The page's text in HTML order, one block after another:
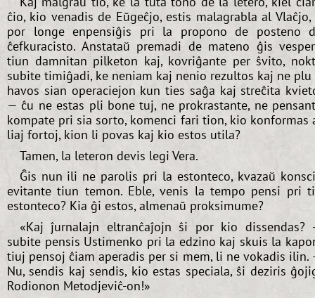
ĉio, kio venadis de Eŭgeĉjo, estis malagrabla al
por longe enpensiĝis pri la propono de posteno
ĉefkuracisto. Anstataŭ premadi de mateno ĝis
tiun damnitan pilketon kaj, kovriĝante per ŝvito,
subite timiĝadi, ke neniam kaj nenio rezultos kaj ne
havos sian operaciejon kun ties saĝa kaj streĉita
— ĉu ne estas pli bone tuj, ne prokrastante, ne
kompate pri sia sorto, komenci fari tion, kio konformas
liaj fortoj, kion li povas kaj kio estos utila?
Tamen, la leteron devis legi Vera.
Ĝis nun ili ne parolis pri la estonteco, kvazaŭ
evitante tiun temon. Eble, venis la tempo pensi pri
estonteco? Kia ĝi estos, almenaŭ proksimume?
«Kaj ĵurnalajn eltranĉaĵojn ŝi por kio dissendas?
subite pensis Ustimenko pri la edzino kaj skuis la
tiuj pensoj ĉiam aperadis per si mem, li ne vokadis ilin.
Nu, sendis kaj sendis, kio estas speciala, ŝi deziris
Rodionon Metodjeviĉ-on!»